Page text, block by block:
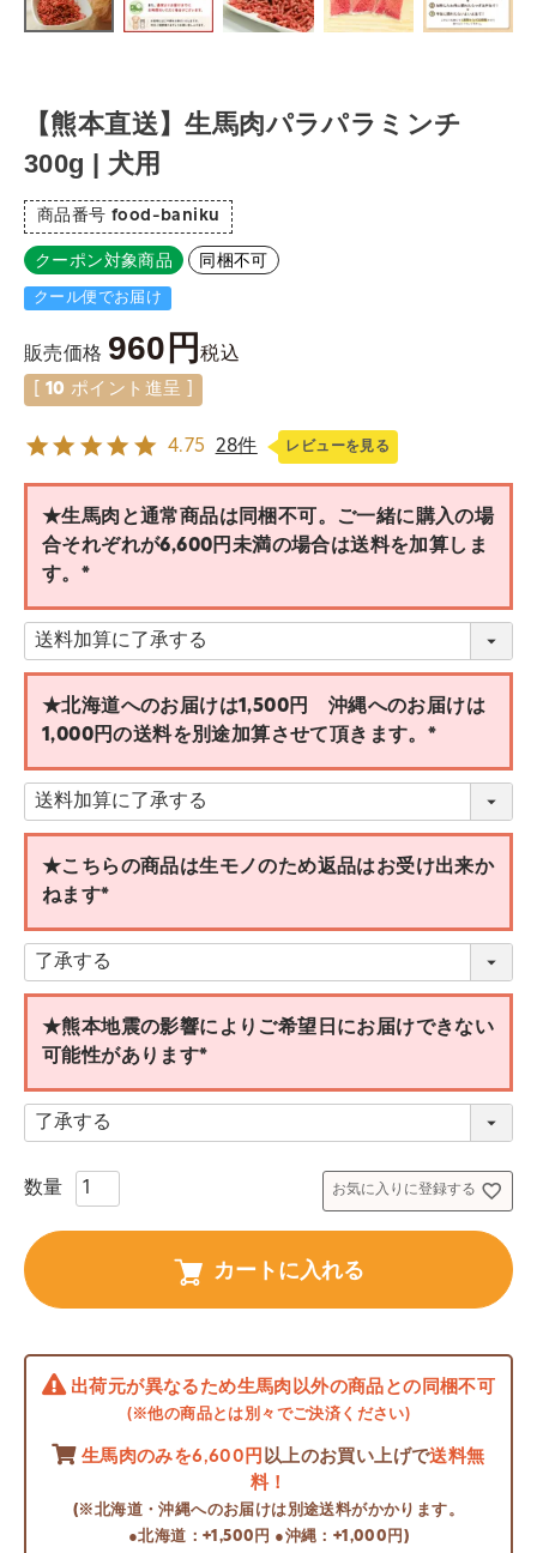
【熊本直送】生馬肉パラパラミンチ
300g | 犬用
商品番号 food-baniku
クーポン対象商品 同梱不可
クール便でお届け
販売価格 960 税込
10 ポイント進呈 ]
4.75 28件 レビューを見る
★生馬肉と通常商品は同梱不可。ご一緒に購入の場
合それぞれが6,600円未満の場合は送料を加算しま
す。
(
必
須
)
★北海道へのお届けは1,500円 沖縄へのお届けは
1,000円の送料を別途加算させて頂きます。
(
須
)
★こちらの商品は生モノのため返品はお受け出来か
ねます
(
必
須
)
★熊本地震の影響によりご希望日にお届けできない
可能性があります
(
須
お気に入りに登録する
カートに入れる
出荷元が異なるため生馬肉以外の商品との同梱不可
(※他の商品とは別々でご決済ください)
生馬肉のみを6,600円 以上のお買い上げで送料無
料！
(※北海道・沖縄へのお届けは別途送料がかかります。
●北海道：+1,500円 ●沖縄：+1,000円)